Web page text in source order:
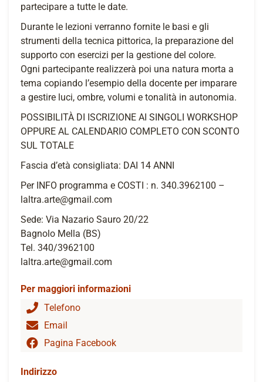
partecipare a tutte le date.
Durante le lezioni verranno fornite le basi e gli
strumenti della tecnica pittorica, la preparazione del
supporto con esercizi per la gestione del colore.
Ogni partecipante realizzerà poi una natura morta a
tema copiando l’esempio della docente per imparare
a gestire luci, ombre, volumi e tonalità in autonomia.
POSSIBILITÀ DI ISCRIZIONE AI SINGOLI WORKSHOP
OPPURE AL CALENDARIO COMPLETO CON SCONTO
SUL TOTALE
Fascia d’età consigliata: DAI 14 ANNI
Per INFO programma e COSTI : n. 340.3962100 –
laltra.arte@gmail.com
Sede: Via Nazario Sauro 20/22
Bagnolo Mella (BS)
Tel. 340/3962100
laltra.arte@gmail.com
Per maggiori informazioni
Telefono
Email
Pagina Facebook
Indirizzo